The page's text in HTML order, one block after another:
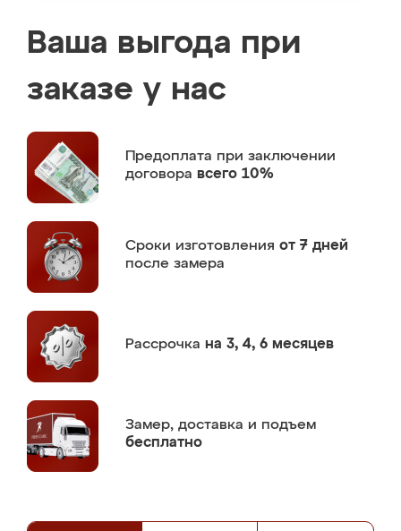
Ваша выгода при
заказе у нас
Предоплата при заключении
договора всего 10%
Сроки изготовления от 7 дней
после замера
Рассрочка на 3, 4, 6 месяцев
Замер, доставка и подъем
бесплатно